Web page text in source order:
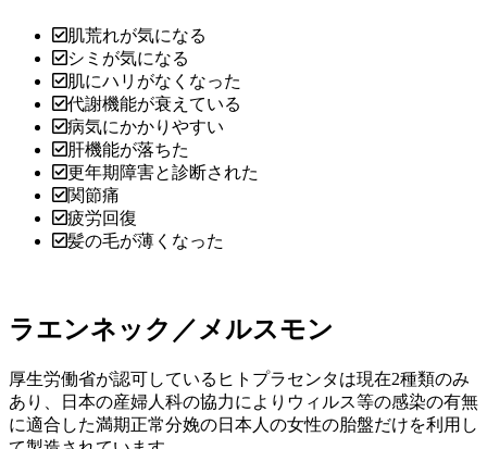
肌荒れが気になる
シミが気になる
肌にハリがなくなった
代謝機能が衰えている
病気にかかりやすい
肝機能が落ちた
更年期障害と診断された
関節痛
疲労回復
髪の毛が薄くなった
ラエンネック／メルスモン
厚生労働省が認可しているヒトプラセンタは現在2種類のみ
あり、日本の産婦人科の協力によりウィルス等の感染の有無
に適合した満期正常分娩の日本人の女性の胎盤だけを利用し